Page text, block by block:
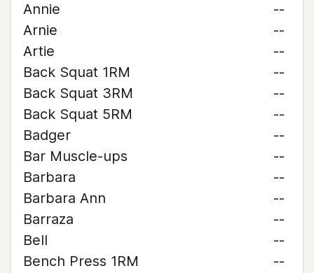
Annie
--
Arnie
--
Artie
--
Back Squat 1RM
--
Back Squat 3RM
--
Back Squat 5RM
--
Badger
--
Bar Muscle-ups
--
Barbara
--
Barbara Ann
--
Barraza
--
Bell
--
Bench Press 1RM
--